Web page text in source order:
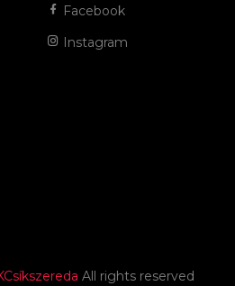
Facebook
Instagram
All rights reserved